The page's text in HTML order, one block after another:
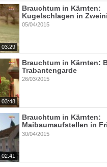
03:29
Brauchtum in Kärnten:
Kugelschlagen in
05/04/2015
03:48
Brauchtum in Kärnten:
Trabantengarde
26/03/2015
02:41
Brauchtum in Kärnten:
Maibaumaufstellen in
30/04/2015